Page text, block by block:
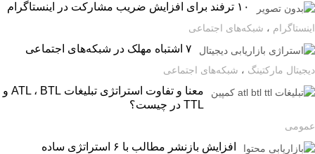
۱۰ ترفند برای افزایش ضریب مشارکت در اینستاگرام
،شبکه‌های اجتماعی
مارکتینگ،شبکه‌های اجتماعی
معنا و تفاوت استراتژی تبلیغات ATL ، BTL و
TTL در چیست؟
افزایش بازنشر مطالب با ۶ استراتژی ساده